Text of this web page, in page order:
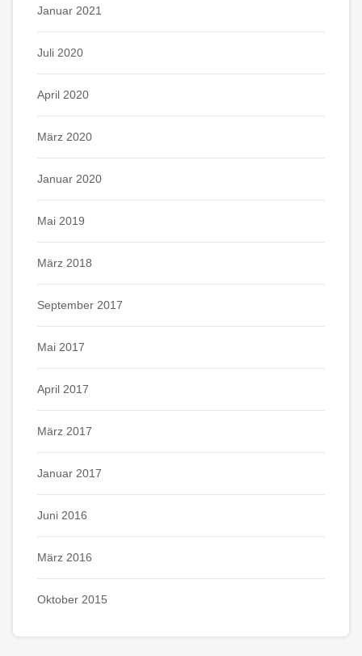
Januar 2021
Juli 2020
April 2020
März 2020
Januar 2020
Mai 2019
März 2018
September 2017
Mai 2017
April 2017
März 2017
Januar 2017
Juni 2016
März 2016
Oktober 2015